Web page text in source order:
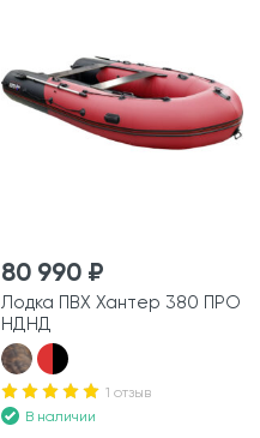
80 990 ₽
Лодка ПВХ Хантер 380 ПРО
НДНД
1 отзыв
В наличии